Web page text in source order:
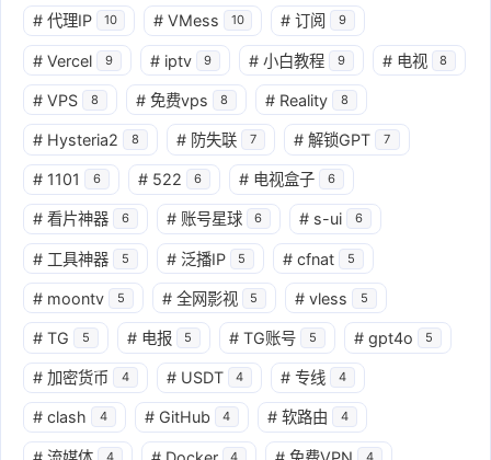
# 代理IP 10 # VMess 10 # 订阅 9
# Vercel 9 # iptv 9 # 小白教程 9 # 电视 8
# VPS 8 # 免费vps 8 # Reality 8
# Hysteria2 8 # 防失联 7 # 解锁GPT 7
# 1101 6 # 522 6 # 电视盒子 6
# 看片神器 6 # 账号星球 6 # s-ui 6
# 工具神器 5 # 泛播IP 5 # cfnat 5
# moontv 5 # 全网影视 5 # vless 5
# TG 5 # 电报 5 # TG账号 5 # gpt4o 5
# 加密货币 4 # USDT 4 # 专线 4
# clash 4 # GitHub 4 # 软路由 4
4 4 4